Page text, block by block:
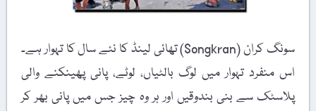
سونگ کران (Songkran) تھائی لینڈ کا نئے سال کا تہوار ہے۔
اس منفرد تہوار میں لوگ بالٹیاں، لوٹے، پانی پھینکنے والی
پلاسٹک سے بنی بندوقیں اور ہر وہ چیز جس میں پانی بھر کر